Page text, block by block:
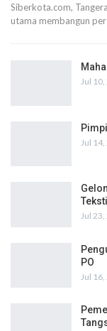
Siberkota.com,
utama membangun
Jul
Jul
Jul
PO
Jul